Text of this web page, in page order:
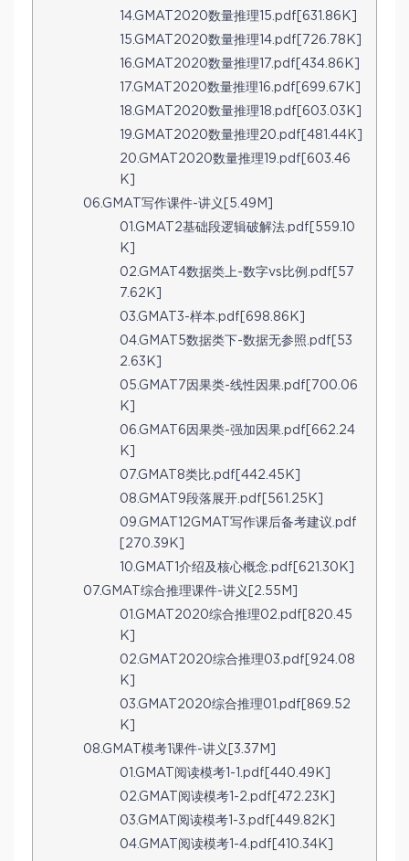
14.GMAT2020数量推理15.pdf[631.86K]
15.GMAT2020数量推理14.pdf[726.78K]
16.GMAT2020数量推理17.pdf[434.86K]
17.GMAT2020数量推理16.pdf[699.67K]
18.GMAT2020数量推理18.pdf[603.03K]
19.GMAT2020数量推理20.pdf[481.44K]
20.GMAT2020数量推理19.pdf[603.46
K]
06.GMAT写作课件-讲义[5.49M]
01.GMAT2基础段逻辑破解法.pdf[559.10
K]
02.GMAT4数据类上-数字vs比例.pdf[57
7.62K]
03.GMAT3-样本.pdf[698.86K]
04.GMAT5数据类下-数据无参照.pdf[53
2.63K]
05.GMAT7因果类-线性因果.pdf[700.06
K]
06.GMAT6因果类-强加因果.pdf[662.24
K]
07.GMAT8类比.pdf[442.45K]
08.GMAT9段落展开.pdf[561.25K]
09.GMAT12GMAT写作课后备考建议.pdf
[270.39K]
10.GMAT1介绍及核心概念.pdf[621.30K]
07.GMAT综合推理课件-讲义[2.55M]
01.GMAT2020综合推理02.pdf[820.45
K]
02.GMAT2020综合推理03.pdf[924.08
K]
03.GMAT2020综合推理01.pdf[869.52
K]
08.GMAT模考1课件-讲义[3.37M]
01.GMAT阅读模考1-1.pdf[440.49K]
02.GMAT阅读模考1-2.pdf[472.23K]
03.GMAT阅读模考1-3.pdf[449.82K]
04.GMAT阅读模考1-4.pdf[410.34K]